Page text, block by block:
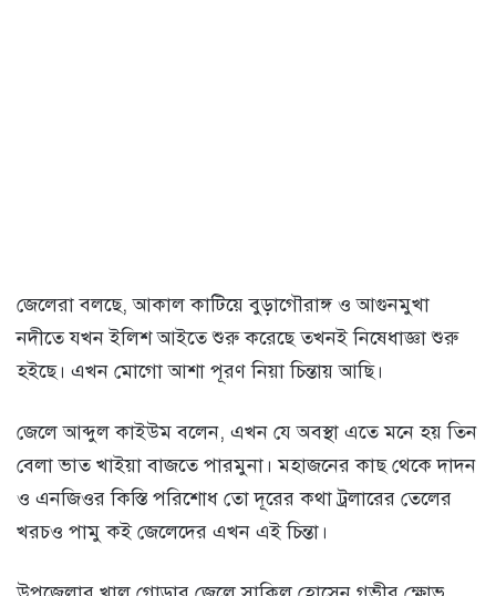
জেলেরা বলছে, আকাল কাটিয়ে বুড়াগৌরাঙ্গ ও আগুনমুখা
নদীতে যখন ইলিশ আইতে শুরু করেছে তখনই নিষেধাজ্ঞা শুরু
হইছে। এখন মোগো আশা পূরণ নিয়া চিন্তায় আছি।
জেলে আব্দুল কাইউম বলেন, এখন যে অবস্থা এতে মনে হয় তিন
বেলা ভাত খাইয়া বাজতে পারমুনা। মহাজনের কাছ থেকে দাদন
ও এনজিওর কিস্তি পরিশোধ তো দূরের কথা ট্রলারের তেলের
খরচও পামু কই জেলেদের এখন এই চিন্তা।